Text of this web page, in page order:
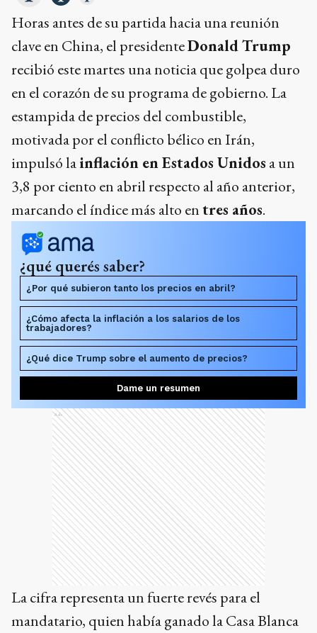
Horas antes de su partida hacia una reunión
clave en China, el presidenteDonald Trump
recibió este martes una noticia que golpea duro
en el corazón de su programa de gobierno. La
estampida de precios del combustible,
motivada por el conflicto bélico en Irán,
impulsó lainflación en Estados Unidos a un
3,8 por ciento en abril respecto al año anterior,
marcando el índice más alto entres años.
¿qué querés saber?
¿Por qué subieron tanto los precios en abril?
¿Cómo afecta la inflación a los salarios de los
trabajadores?
¿Qué dice Trump sobre el aumento de precios?
Dame un resumen
Ads
La cifra representa un fuerte revés para el
mandatario, quien había ganado la Casa Blanca